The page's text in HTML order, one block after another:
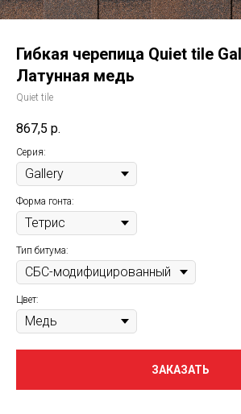
Гибкая черепица Quiet tile
Латунная медь
Quiet tile
867,5 р.
Серия:
Форма гонта:
Тип битума:
Цвет:
ЗАКАЗАТЬ